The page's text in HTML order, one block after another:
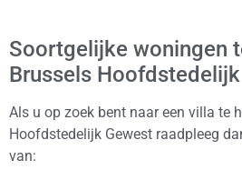
Soortgelijke woningen
Brussels
Als u op zoek bent naar een villa te
Hoofdstedelijk Gewest raadpleeg
van: